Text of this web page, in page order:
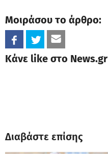
Μοιράσου το άρθρο:
Κάνε like στο News.gr
Διαβάστε επίσης